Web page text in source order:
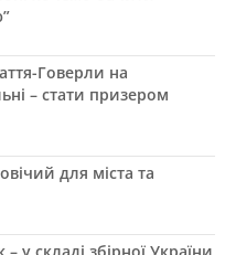
Говерли на
– стати призером
для міста та